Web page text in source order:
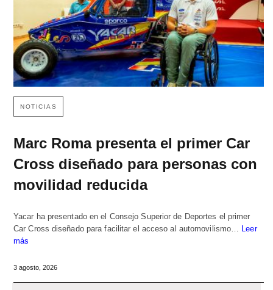
NOTICIAS
Marc Roma presenta el primer Car
Cross diseñado para personas con
movilidad reducida
Yacar ha presentado en el Consejo Superior de Deportes el primer
Car Cross diseñado para facilitar el acceso al automovilismo… Leer
más
3 agosto, 2026